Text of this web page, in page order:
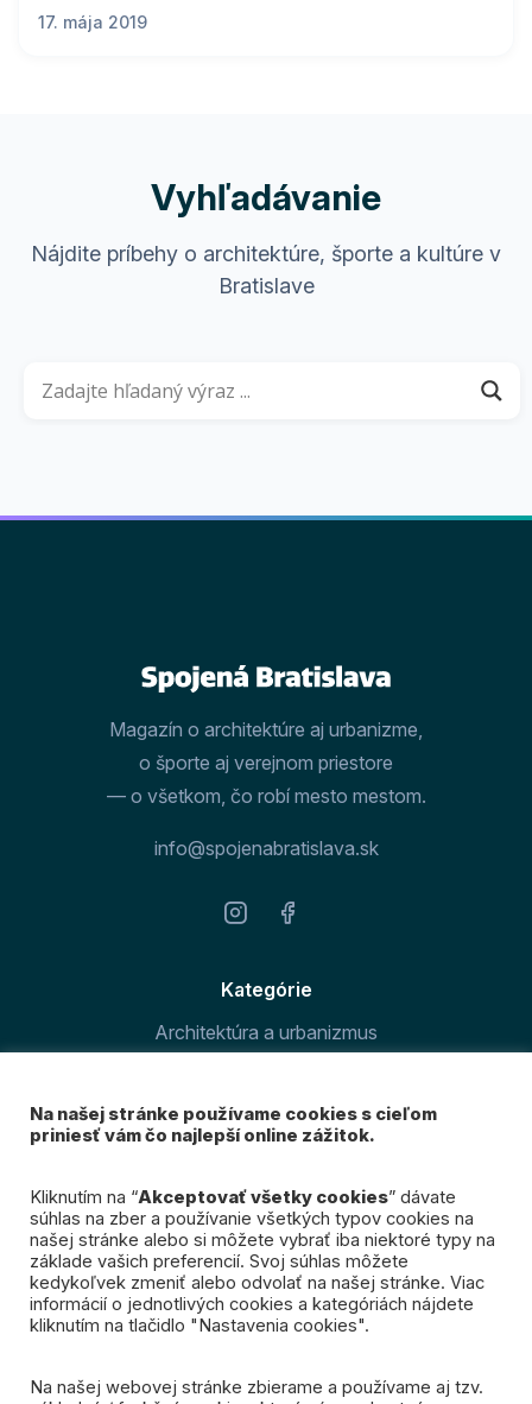
17. mája 2019
Vyhľadávanie
Nájdite príbehy o architektúre, športe a kultúre v
Bratislave
Magazín o architektúre aj urbanizme,
o športe aj verejnom priestore
— o všetkom, čo robí mesto mestom.
info@spojenabratislava.sk
Kategórie
Architektúra a urbanizmus
O magazíne
Prihláste sa k odberu
nášho newslettra
Mám záujem
Na našej stránke používame cookies s cieľom
priniesť vám čo najlepší online zážitok.
Kliknutím na “Akceptovať všetky cookies” dávate
súhlas na zber a používanie všetkých typov cookies na
našej stránke alebo si môžete vybrať iba niektoré typy na
základe vašich preferencií. Svoj súhlas môžete
kedykoľvek zmeniť alebo odvolať na našej stránke. Viac
informácií o jednotlivých cookies a kategóriách nájdete
kliknutím na tlačidlo "Nastavenia cookies".
Na našej webovej stránke zbierame a používame aj tzv.